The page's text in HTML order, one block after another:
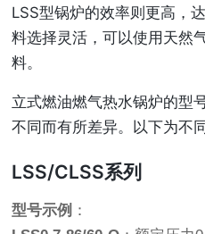
LSS型锅炉的效率则更高，
料选择灵活，可以使用天然
料。
立式燃油燃气热水锅炉的型
不同而有所差异。以下为不
LSS/CLSS系列
型号示例 ：